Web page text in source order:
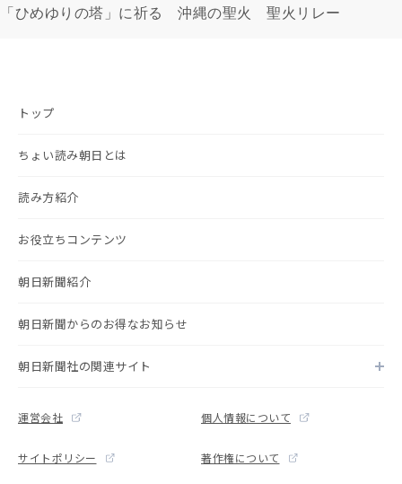
「ひめゆりの塔」に祈る 沖縄の聖火 聖火リレー
トップ
ちょい読み朝日とは
読み方紹介
お役立ちコンテンツ
朝日新聞紹介
朝日新聞からのお得なお知らせ
朝日新聞社の関連サイト
運営会社 個人情報について
サイトポリシー 著作権について